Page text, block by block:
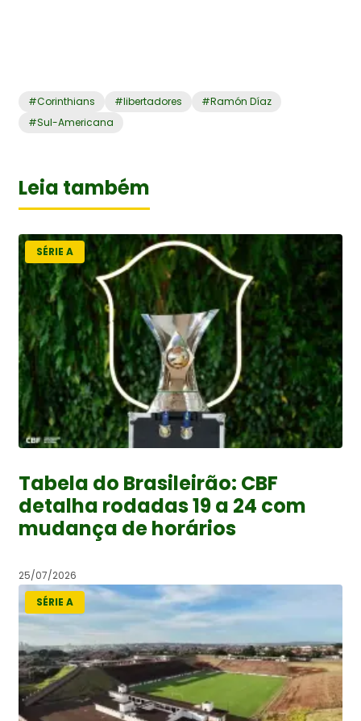
#Corinthians #libertadores #Ramón Díaz
#Sul-Americana
Leia também
SÉRIE A
Tabela do Brasileirão: CBF
detalha rodadas 19 a 24 com
mudança de horários
25/07/2026
SÉRIE A